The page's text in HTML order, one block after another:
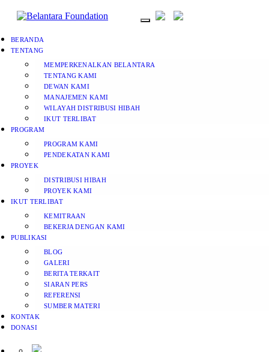
BERANDA
TENTANG
MEMPERKENALKAN BELANTARA
TENTANG KAMI
DEWAN KAMI
MANAJEMEN KAMI
WILAYAH DISTRIBUSI HIBAH
IKUT TERLIBAT
PROGRAM
PROGRAM KAMI
PENDEKATAN KAMI
PROYEK
DISTRIBUSI HIBAH
PROYEK KAMI
IKUT TERLIBAT
KEMITRAAN
BEKERJA DENGAN KAMI
PUBLIKASI
BLOG
GALERI
BERITA TERKAIT
SIARAN PERS
REFERENSI
SUMBER MATERI
KONTAK
DONASI